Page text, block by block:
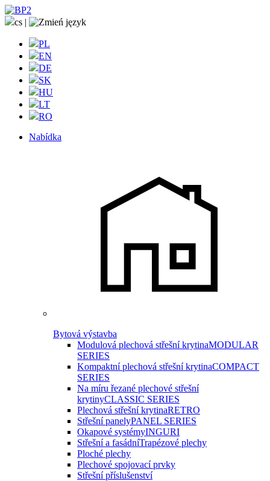
cs |
PL
EN
DE
SK
HU
LT
RO
Nabídka
Bytová výstavba
Modulová plechová střešní krytinaMODULAR
SERIES
Kompaktní plechová střešní krytinaCOMPACT
SERIES
Na míru řezané plechové střešní
krytinyCLASSIC SERIES
Plechová střešní krytinaRETRO
Střešní panelyPANEL SERIES
Okapové systémyINGURI
Střešní a fasádníTrapézové plechy
Ploché plechy
Plechové spojovací prvky
Střešní příslušenství